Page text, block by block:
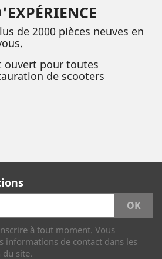
de 2000 pièces neuves en
ouvert pour toutes
de scooters
à tout moment. Vous
informations de contact dans les
site.